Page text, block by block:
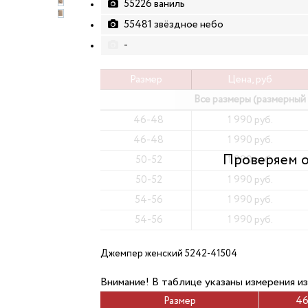
55226 ваниль
55481 звёздное небо
-
Размер
Цена, руб
Все размеры
46-48
1 990 руб.
46-48
1 990 руб.
50-52
1 990 руб.
50-52
1 990 руб.
54-56
1 990 руб.
54-56
1 990 руб.
Джемпер женский 5242-41504
Внимание! В таблице указаны измерения
Размер